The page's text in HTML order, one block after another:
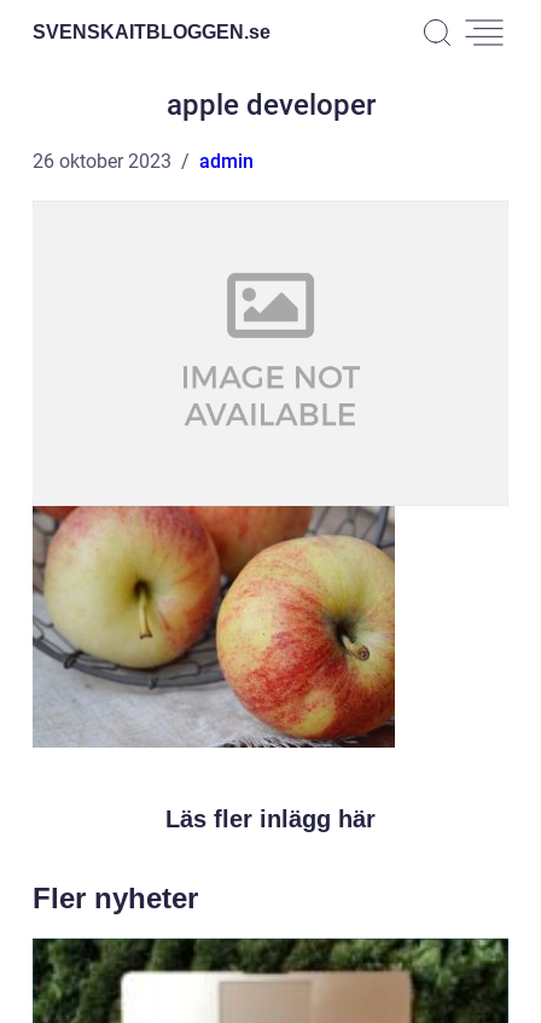
SVENSKAITBLOGGEN.se
apple developer
26 oktober 2023 admin
Läs fler inlägg här
Fler nyheter